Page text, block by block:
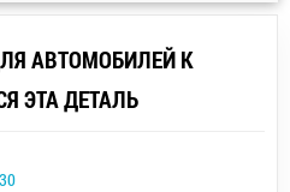
АВТОМОБИЛЕЙ К
ЭТА ДЕТАЛЬ